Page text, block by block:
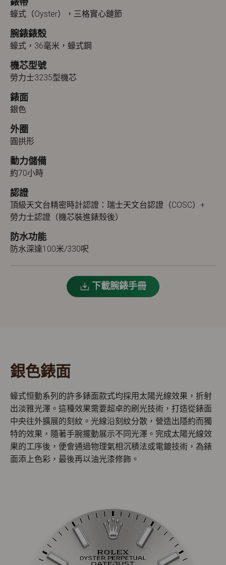
蠔式（Oyster），三格實心鏈節
腕錶錶殼
蠔式，36毫米，蠔式鋼
機芯型號
勞力士3235型機芯
錶面
銀色
外圈
圓拱形
動力儲備
約70小時
認證
頂級天文台精密時計認證：瑞士天文台認證（COSC）+
勞力士認證（機芯裝進錶殼後）
防水功能
防水深達100米/330呎
下載腕錶手冊
銀色錶面
蠔式恒動系列的許多錶面款式均採用太陽光線效果，折射
出淡雅光澤。這種效果需要超卓的刷光技術，打造從錶面
中央往外擴展的刻紋。光線沿刻紋分散，營造出隱約而獨
特的效果，隨著手腕擺動展示不同光澤。完成太陽光線效
果的工序後，便會通過物理氣相沉積法或電鍍技術，為錶
面添上色彩，最後再以油光漆修飾。